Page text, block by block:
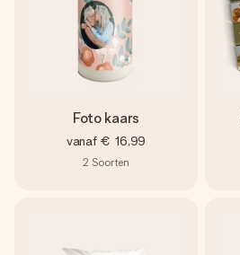
Foto kaars
vanaf € 16,99
2 Soorten